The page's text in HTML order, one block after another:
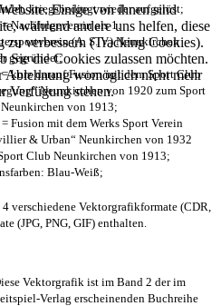
Einige von ihnen sind
während andere uns helfen, diese
zu verbessern (Tracking Cookies).
Sie die Cookies zulassen möchten.
Ablehnung womöglich nicht mehr
Verfügung stehen.
kriegsbedingt wieder aufgelöst;
Nachfolgeverein als 1.
(A. S. V.) Neunkirchen
gegründet;
kurz darauf Fusion mit dem Sport Club
Neunkirchen von 1920 zum Sport
von 1913;
Fusion mit dem Werks Sport Verein
& Urban“ Neunkirchen von 1932
Club Neunkirchen von 1913;
Blau-Weiß;
verschiedene Vektorgrafikformate (CDR,
(JPG, PNG, GIF) enthalten.
Vektorgrafik ist im Band 2 der im
Verlag erscheinenden Buchreihe